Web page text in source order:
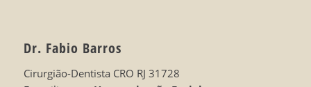
Dr. Fabio Barros
Cirurgião-Dentista CRO RJ 31728